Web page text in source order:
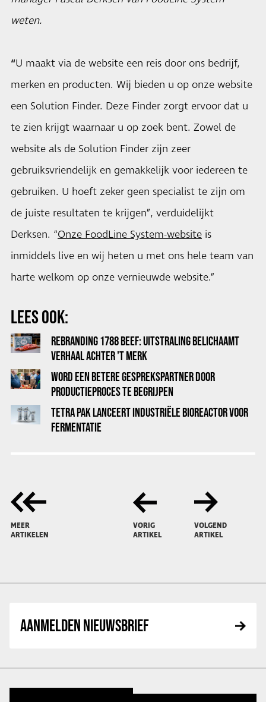
weten.
“U maakt via de website een reis door ons bedrijf,
merken en producten. Wij bieden u op onze website
een Solution Finder. Deze Finder zorgt ervoor dat u
te zien krijgt waarnaar u op zoek bent. Zowel de
website als de Solution Finder zijn zeer
gebruiksvriendelijk en gemakkelijk voor iedereen te
gebruiken. U hoeft zeker geen specialist te zijn om
de juiste resultaten te krijgen”, verduidelijkt
Derksen. “Onze FoodLine System-website is
inmiddels live en wij heten u met ons hele team van
harte welkom op onze vernieuwde website.”
LEES OOK:
REBRANDING 1788 BEEF: UITSTRALING BELICHAAMT
VERHAAL ACHTER 'T MERK
WORD EEN BETERE GESPREKSPARTNER DOOR
PRODUCTIEPROCES TE BEGRIJPEN
TETRA PAK LANCEERT INDUSTRIËLE BIOREACTOR VOOR
FERMENTATIE
MEER
ARTIKELEN
VORIG
ARTIKEL
VOLGEND
ARTIKEL
AANMELDEN NIEUWSBRIEF